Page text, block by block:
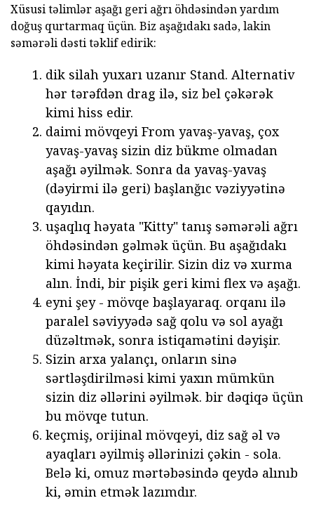
Xüsusi təlimlər aşağı geri ağrı öhdəsindən yardım
doğuş qurtarmaq üçün. Biz aşağıdakı sadə, lakin
səmərəli dəsti təklif edirik:
dik silah yuxarı uzanır Stand. Alternativ
hər tərəfdən drag ilə, siz bel çəkərək
kimi hiss edir.
daimi mövqeyi From yavaş-yavaş, çox
yavaş-yavaş sizin diz bükme olmadan
aşağı əyilmək. Sonra da yavaş-yavaş
(dəyirmi ilə geri) başlanğıc vəziyyətinə
qayıdın.
uşaqlıq həyata "Kitty" tanış səmərəli ağrı
öhdəsindən gəlmək üçün. Bu aşağıdakı
kimi həyata keçirilir. Sizin diz və xurma
alın. İndi, bir pişik geri kimi flex və aşağı.
eyni şey - mövqe başlayaraq. orqanı ilə
paralel səviyyədə sağ qolu və sol ayağı
düzəltmək, sonra istiqamətini dəyişir.
Sizin arxa yalançı, onların sinə
sərtləşdirilməsi kimi yaxın mümkün
sizin diz əllərini əyilmək. bir dəqiqə üçün
bu mövqe tutun.
keçmiş, orijinal mövqeyi, diz sağ əl və
ayaqları əyilmiş əllərinizi çəkin - sola.
Belə ki, omuz mərtəbəsində qeydə alınıb
ki, əmin etmək lazımdır.